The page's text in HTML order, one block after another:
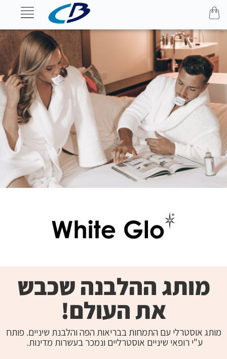
מותג ההלבנה שכבש
את העולם!
מותג אוסטרלי עם התמחות בבריאות הפה והלבנת שיניים. פותח
ע"י רופאי שיניים אוסטרליים ונמכר בעשרות מדינות.